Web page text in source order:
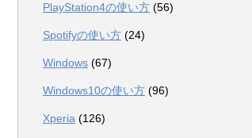
PlayStation4の使い方 (56)
Spotifyの使い方 (24)
Windows (67)
Windows10の使い方 (96)
Xperia (126)